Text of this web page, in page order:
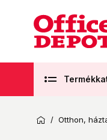
/ Otthon,